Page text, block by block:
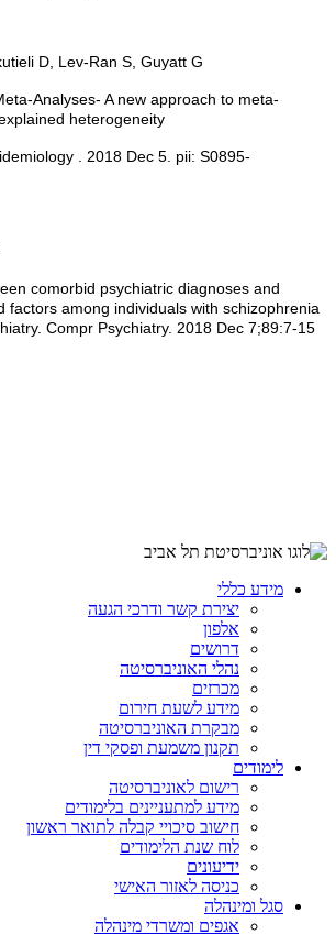
D, Lev-Ran S, Guyatt G
Analyses- A new approach to meta-
heterogeneity
. 2018 Dec 5. pii: S0895-
comorbid psychiatric diagnoses and
factors among individuals with schizophrenia
Compr Psychiatry. 2018 Dec 7;89:7-15
מידע כללי
יצירת קשר ודרכי הגעה
אלפון
דרושים
נהלי האוניברסיטה
מכרזים
מידע לשעת חירום
מבקרת האוניברסיטה
תקנון משמעת ופסקי דין
לימודים
רישום לאוניברסיטה
מידע למתעניינים בלימודים
חישוב סיכויי קבלה לתואר ראשון
לוח שנת הלימודים
ידיעונים
כניסה לאזור האישי
סגל ומינהלה
אגפים ומשרדי מינהלה